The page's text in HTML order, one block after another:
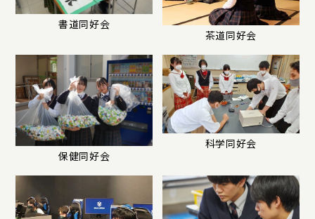
書道同好会
茶道同好会
保健同好会
科学同好会